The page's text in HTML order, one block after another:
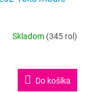
Skladom (345 rol)
Do košíka